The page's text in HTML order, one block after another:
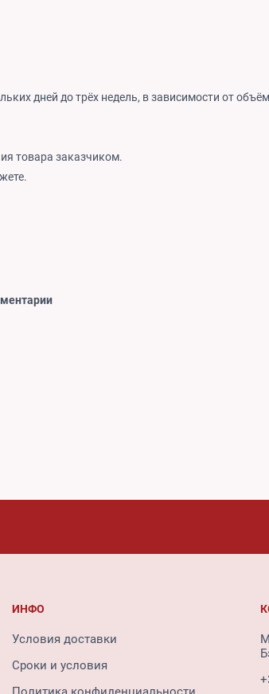
дней до трёх недель, в зависимости от
товара заказчиком.
ИНФО
Условия доставки
Сроки и условия